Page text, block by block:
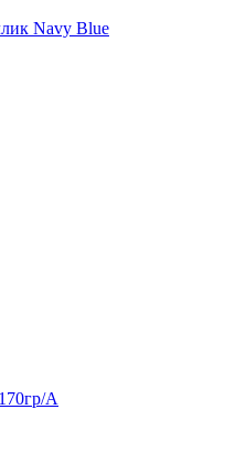
Navy Blue
A